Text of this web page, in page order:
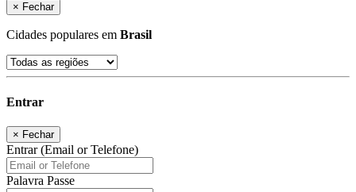
× Fechar
Cidades populares em Brasil
Entrar
× Fechar
Entrar (Email or Telefone)
Palavra Passe